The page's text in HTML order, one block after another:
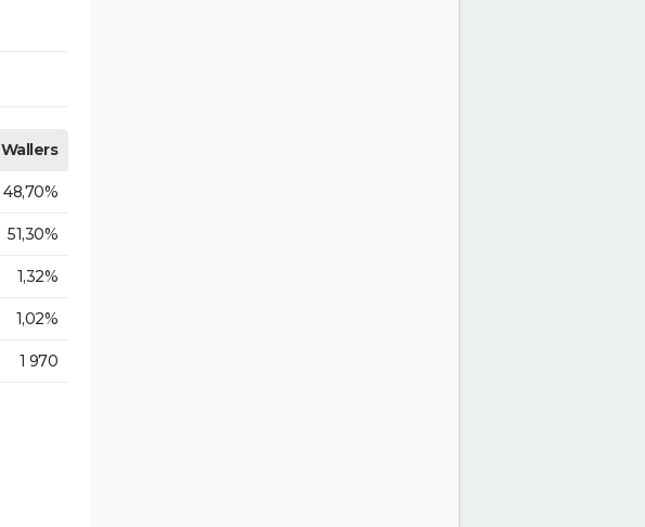
Wallers
48,70%
51,30%
1,32%
1,02%
1 970